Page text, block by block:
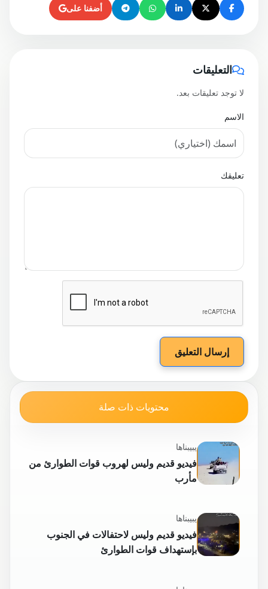
أضفنا على
التعليقات
لا توجد تعليقات بعد.
الاسم
تعليقك
إرسال التعليق
محتويات ذات صلة
يبيبناها
فيديو قديم وليس لهروب قوات الطوارئ من
مأرب
يبيبناها
فيديو قديم وليس لاحتفالات في الجنوب
بإستهداف قوات الطوارئ